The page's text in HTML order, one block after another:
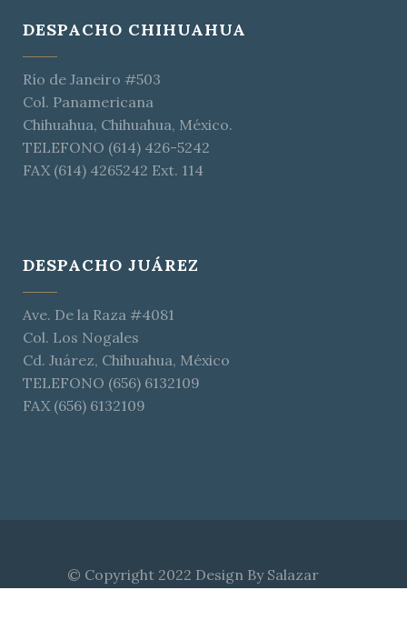
DESPACHO CHIHUAHUA
Río de Janeiro #503
Col. Panamericana
Chihuahua, Chihuahua, México.
TELEFONO (614) 426-5242
FAX (614) 4265242 Ext. 114
DESPACHO JUÁREZ
Ave. De la Raza #4081
Col. Los Nogales
Cd. Juárez, Chihuahua, México
TELEFONO (656) 6132109
FAX (656) 6132109
© Copyright 2022 Design By Salazar